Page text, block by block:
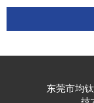
东莞市均